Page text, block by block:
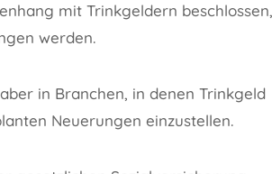
mit Trinkgeldern beschlossen,
werden.
in Branchen, in denen Trinkgeld
Neuerungen einzustellen.